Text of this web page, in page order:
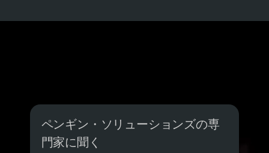
ペンギン・ソリューションズの専
門家に聞く